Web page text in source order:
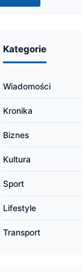
Kategorie
Wiadomości
Kronika
Biznes
Kultura
Sport
Lifestyle
Transport